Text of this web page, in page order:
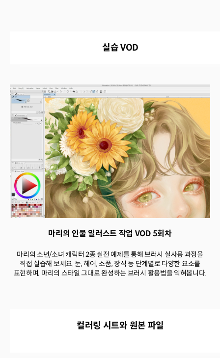
실습 VOD
마리의 인물 일러스트 작업 VOD 5회차
마리의 소년/소녀 캐릭터 2종 실전 예제를 통해 브러시 실사용 과정을
직접 실습해 보세요. 눈, 헤어, 소품, 장식 등 단계별로 다양한 요소를
표현하며, 마리의 스타일 그대로 완성하는 브러시 활용법을 익혀봅니다.
컬러링 시트와 원본 파일